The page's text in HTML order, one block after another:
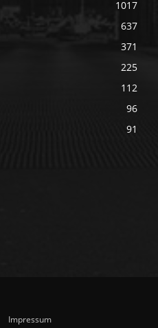
1017
637
371
225
112
96
91
Impressum